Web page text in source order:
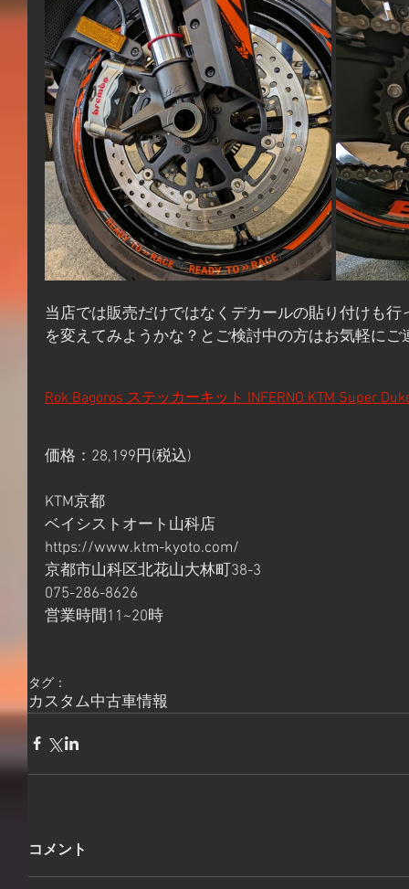
当店では販売だけではなくデカールの貼り付けも
を変えてみようかな？とご検討中の方はお気軽にご
Rok Bagoros ステッカーキット INFERNO KTM Super
価格：28,199円(税込)
KTM京都
ベイシストオート山科店
https://www.ktm-kyoto.com/
京都市山科区北花山大林町38-3
075-286-8626
営業時間11~20時
タグ：
カスタム中古車情報
コメント